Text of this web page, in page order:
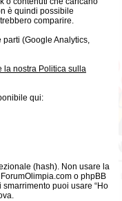
è quindi possibile
comparire.
(Google Analytics,
la nostra Politica sulla
qui:
(hash). Non usare la
o phpBB
puoi usare “Ho